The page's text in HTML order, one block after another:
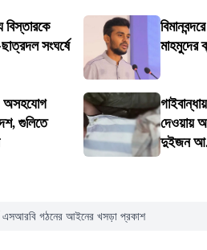
সংঘর্ষে
মাহমুদের
গুলিতে
দেওয়ায়
দুইজন
এসআরবি গঠনের আইনের খসড়া প্রকাশ